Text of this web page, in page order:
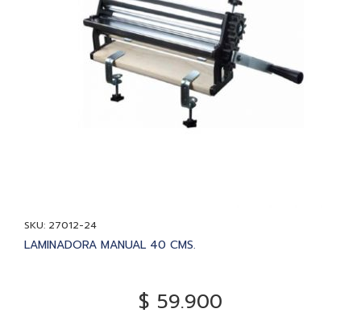
SKU: 27012-24
LAMINADORA MANUAL 40 CMS.
$ 59.900